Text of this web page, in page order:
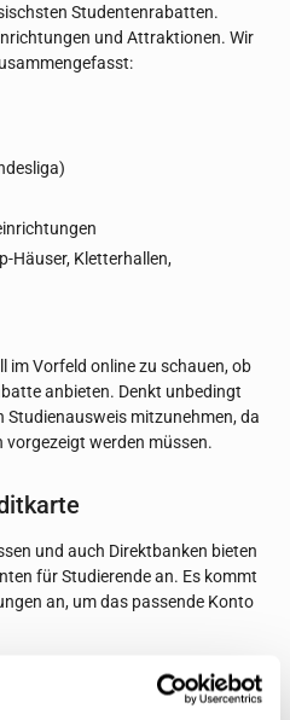
Studentenrabatten.
und Attraktionen. Wir
Häuser, Kletterhallen,
im Vorfeld online zu schauen, ob
anbieten. Denkt unbedingt
mitzunehmen, da
vorgezeigt werden müssen.
und auch Direktbanken bieten
für Studierende an. Es kommt
an, um das passende Konto
und Studentinnen neben
auch eine kostenlose Kreditkarte